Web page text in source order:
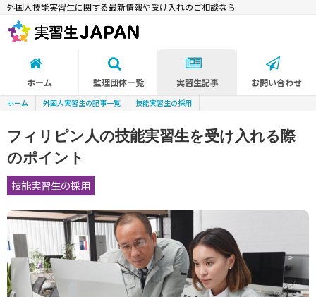
外国人技能実習生に関する最新情報や受け入れのご相談なら
ホーム 監理団体一覧 実習生記事 お問い合わせ
ホーム 外国人実習生の記事一覧 技能実習生の採用
フィリピン人の技能実習生を受け入れる際
のポイント
技能実習生の採用